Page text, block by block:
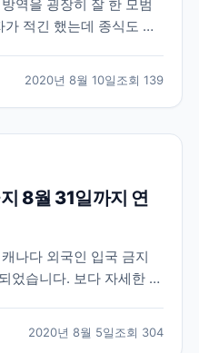
역을 굉장히 잘 한 모범
적긴 했는데 종식도 선
들은 현지에 체류중인
하고 있습니다. 뉴스 링
2020년 8월 10일조회 139
8월 31일까지 연
나다 외국인 입국 금지
었습니다. 보다 자세한 소
restrictions-
2020년 8월 5일조회 304